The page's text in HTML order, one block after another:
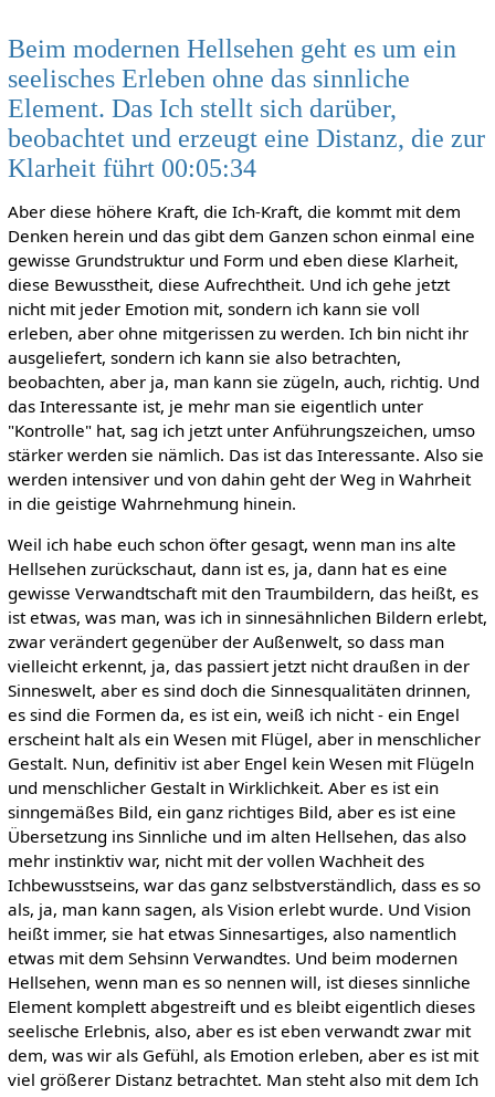
Beim modernen Hellsehen geht es um ein
seelisches Erleben ohne das sinnliche
Element. Das Ich stellt sich darüber,
beobachtet und erzeugt eine Distanz, die zur
Klarheit führt 00:05:34
Aber diese höhere Kraft, die Ich-Kraft, die kommt mit dem
Denken herein und das gibt dem Ganzen schon einmal eine
gewisse Grundstruktur und Form und eben diese Klarheit,
diese Bewusstheit, diese Aufrechtheit. Und ich gehe jetzt
nicht mit jeder Emotion mit, sondern ich kann sie voll
erleben, aber ohne mitgerissen zu werden. Ich bin nicht ihr
ausgeliefert, sondern ich kann sie also betrachten,
beobachten, aber ja, man kann sie zügeln, auch, richtig. Und
das Interessante ist, je mehr man sie eigentlich unter
"Kontrolle" hat, sag ich jetzt unter Anführungszeichen, umso
stärker werden sie nämlich. Das ist das Interessante. Also sie
werden intensiver und von dahin geht der Weg in Wahrheit
in die geistige Wahrnehmung hinein.
Weil ich habe euch schon öfter gesagt, wenn man ins alte
Hellsehen zurückschaut, dann ist es, ja, dann hat es eine
gewisse Verwandtschaft mit den Traumbildern, das heißt, es
ist etwas, was man, was ich in sinnesähnlichen Bildern erlebt,
zwar verändert gegenüber der Außenwelt, so dass man
vielleicht erkennt, ja, das passiert jetzt nicht draußen in der
Sinneswelt, aber es sind doch die Sinnesqualitäten drinnen,
es sind die Formen da, es ist ein, weiß ich nicht - ein Engel
erscheint halt als ein Wesen mit Flügel, aber in menschlicher
Gestalt. Nun, definitiv ist aber Engel kein Wesen mit Flügeln
und menschlicher Gestalt in Wirklichkeit. Aber es ist ein
sinngemäßes Bild, ein ganz richtiges Bild, aber es ist eine
Übersetzung ins Sinnliche und im alten Hellsehen, das also
mehr instinktiv war, nicht mit der vollen Wachheit des
Ichbewusstseins, war das ganz selbstverständlich, dass es so
als, ja, man kann sagen, als Vision erlebt wurde. Und Vision
heißt immer, sie hat etwas Sinnesartiges, also namentlich
etwas mit dem Sehsinn Verwandtes. Und beim modernen
Hellsehen, wenn man es so nennen will, ist dieses sinnliche
Element komplett abgestreift und es bleibt eigentlich dieses
seelische Erlebnis, also, aber es ist eben verwandt zwar mit
dem, was wir als Gefühl, als Emotion erleben, aber es ist mit
viel größerer Distanz betrachtet. Man steht also mit dem Ich